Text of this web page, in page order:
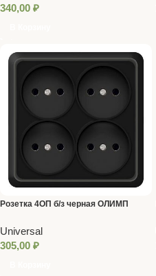
340,00 ₽
Розетка 4ОП б/з черная ОЛИМП
Universal
305,00 ₽